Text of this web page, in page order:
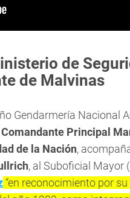
de
de Malvinas
Gendarmería Nacional
Comandante Principal
de la Nación,
, al Suboficial Mayor
“en reconocimiento por